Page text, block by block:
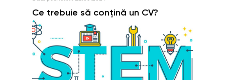
Ce trebuie să conțină un CV?